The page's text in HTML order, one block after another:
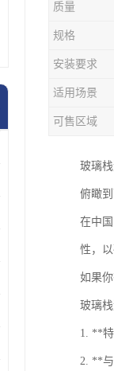
质量
规格
安装要求
适用场景
可售区域
玻璃
俯瞰
在中
性，
如果
玻璃
1. **
2. **